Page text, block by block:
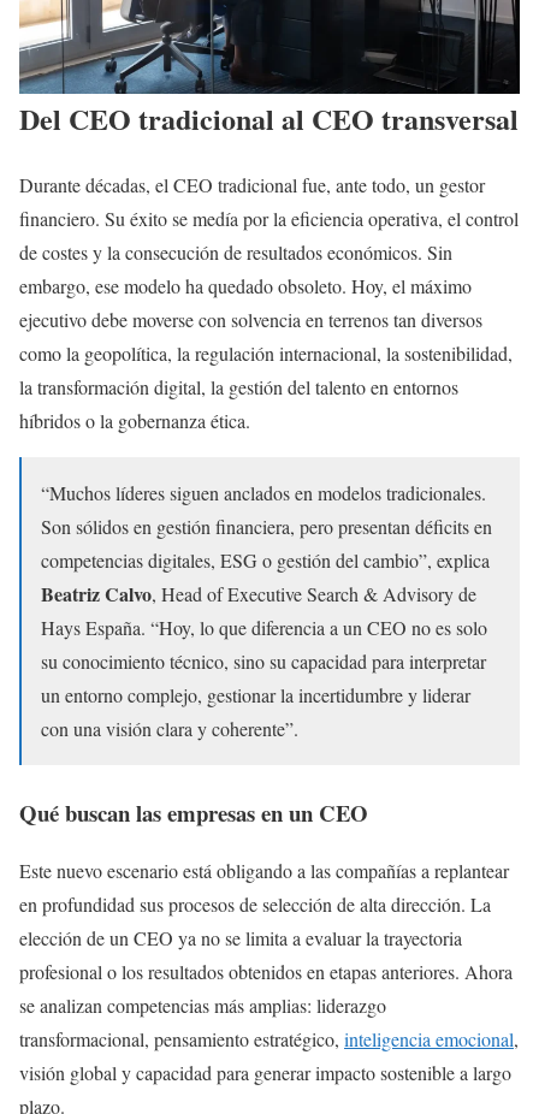
Del CEO tradicional al CEO transversal
Durante décadas, el CEO tradicional fue, ante todo, un gestor
financiero. Su éxito se medía por la eficiencia operativa, el control
de costes y la consecución de resultados económicos. Sin
embargo, ese modelo ha quedado obsoleto. Hoy, el máximo
ejecutivo debe moverse con solvencia en terrenos tan diversos
como la geopolítica, la regulación internacional, la sostenibilidad,
la transformación digital, la gestión del talento en entornos
híbridos o la gobernanza ética.
“Muchos líderes siguen anclados en modelos tradicionales.
Son sólidos en gestión financiera, pero presentan déficits en
competencias digitales, ESG o gestión del cambio”, explica
Beatriz Calvo, Head of Executive Search & Advisory de
Hays España. “Hoy, lo que diferencia a un CEO no es solo
su conocimiento técnico, sino su capacidad para interpretar
un entorno complejo, gestionar la incertidumbre y liderar
con una visión clara y coherente”.
Qué buscan las empresas en un CEO
Este nuevo escenario está obligando a las compañías a replantear
en profundidad sus procesos de selección de alta dirección. La
elección de un CEO ya no se limita a evaluar la trayectoria
profesional o los resultados obtenidos en etapas anteriores. Ahora
se analizan competencias más amplias: liderazgo
transformacional, pensamiento estratégico, inteligencia emocional,
visión global y capacidad para generar impacto sostenible a largo
plazo.